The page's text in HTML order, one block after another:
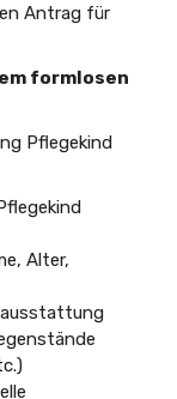
Antrag für
formlosen
Pflegekind
Alter,